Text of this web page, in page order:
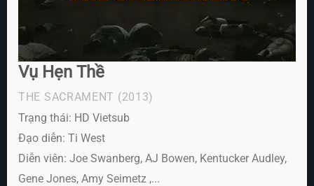
Vụ Hẹn Thề
THE SACRAMENT (2013)
Trạng thái: HD Vietsub
Đạo diễn: Ti West
Diễn viên: Joe Swanberg, AJ Bowen, Kentucker Audley,
Gene Jones, Amy Seimetz ,...